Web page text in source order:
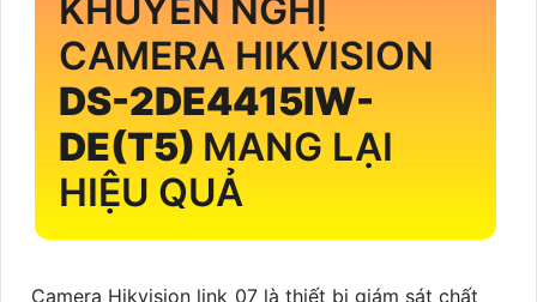
KHUYẾN NGHỊ
CAMERA HIKVISION
DS-2DE4415IW-
DE(T5) MANG LẠI
HIỆU QUẢ
Camera Hikvision link_07 là thiết bị giám sát chất